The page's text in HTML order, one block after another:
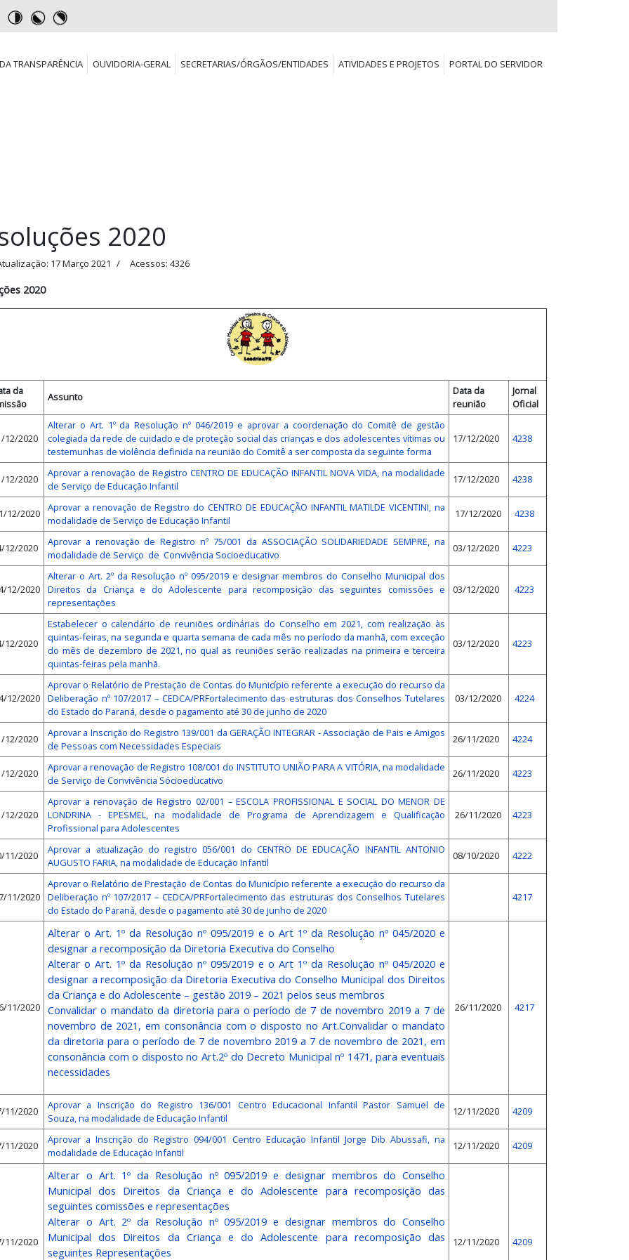
TRANSPARÊNCIA OUVIDORIA-GERAL SECRETARIAS/ÓRGÃOS/ENTIDADES ATIVIDADES E PROJETOS PORTAL DO SERVIDOR
2020
17 Março 2021 Acessos: 4326
2020
da
Assunto
Data da
reunião
Jornal
Oficial
12/2020
Alterar o Art. 1º da Resolução nº 046/2019 e aprovar a coordenação do Comitê de gestão
colegiada da rede de cuidado e de proteção social das crianças e dos adolescentes vítimas ou
testemunhas de violência definida na reunião do Comitê a ser composta da seguinte forma
17/12/2020 4238
12/2020
Aprovar a renovação de Registro CENTRO DE EDUCAÇÃO INFANTIL NOVA VIDA, na modalidade
de Serviço de Educação Infantil
17/12/2020 4238
12/2020
Aprovar a renovação de Registro do CENTRO DE EDUCAÇÃO INFANTIL MATILDE VICENTINI, na
modalidade de Serviço de Educação Infantil
17/12/2020 4238
12/2020
Aprovar a renovação de Registro nº 75/001 da ASSOCIAÇÃO SOLIDARIEDADE SEMPRE, na
modalidade de Serviço de Convivência Socioeducativo
03/12/2020 4223
12/2020
Alterar o Art. 2º da Resolução nº 095/2019 e designar membros do Conselho Municipal dos
Direitos da Criança e do Adolescente para recomposição das seguintes comissões e
representações
03/12/2020 4223
12/2020
Estabelecer o calendário de reuniões ordinárias do Conselho em 2021, com realização às
quintas-feiras, na segunda e quarta semana de cada mês no período da manhã, com exceção
do mês de dezembro de 2021, no qual as reuniões serão realizadas na primeira e terceira
quintas-feiras pela manhã.
03/12/2020 4223
12/2020
Aprovar o Relatório de Prestação de Contas do Município referente a execução do recurso da
Deliberação nº 107/2017 – CEDCA/PRFortalecimento das estruturas dos Conselhos Tutelares
do Estado do Paraná, desde o pagamento até 30 de junho de 2020
03/12/2020 4224
12/2020
Aprovar a Inscrição do Registro 139/001 da GERAÇÃO INTEGRAR - Associação de Pais e Amigos
de Pessoas com Necessidades Especiais
26/11/2020 4224
12/2020
Aprovar a renovação de Registro 108/001 do INSTITUTO UNIÃO PARA A VITÓRIA, na modalidade
de Serviço de Convivência Sócioeducativo
26/11/2020 4223
12/2020
Aprovar a renovação de Registro 02/001 – ESCOLA PROFISSIONAL E SOCIAL DO MENOR DE
LONDRINA - EPESMEL, na modalidade de Programa de Aprendizagem e Qualificação
Profissional para Adolescentes
26/11/2020 4223
11/2020
Aprovar a atualização do registro 056/001 do CENTRO DE EDUCAÇÃO INFANTIL ANTONIO
AUGUSTO FARIA, na modalidade de Educação Infantil
08/10/2020 4222
11/2020
Aprovar o Relatório de Prestação de Contas do Município referente a execução do recurso da
Deliberação nº 107/2017 – CEDCA/PRFortalecimento das estruturas dos Conselhos Tutelares
do Estado do Paraná, desde o pagamento até 30 de junho de 2020
4217
11/2020
Alterar o Art. 1º da Resolução nº 095/2019 e o Art 1º da Resolução nº 045/2020 e
designar a recomposição da Diretoria Executiva do Conselho
Alterar o Art. 1º da Resolução nº 095/2019 e o Art 1º da Resolução nº 045/2020 e
designar a recomposição da Diretoria Executiva do Conselho Municipal dos Direitos
da Criança e do Adolescente – gestão 2019 – 2021 pelos seus membros
Convalidar o mandato da diretoria para o período de 7 de novembro 2019 a 7 de
novembro de 2021, em consonância com o disposto no Art.Convalidar o mandato
da diretoria para o período de 7 de novembro 2019 a 7 de novembro de 2021, em
consonância com o disposto no Art.2º do Decreto Municipal nº 1471, para eventuais
necessidades
26/11/2020 4217
11/2020
Aprovar a Inscrição do Registro 136/001 Centro Educacional Infantil Pastor Samuel de
Souza, na modalidade de Educação Infantil
12/11/2020 4209
11/2020
Aprovar a Inscrição do Registro 094/001 Centro Educação Infantil Jorge Dib Abussafi, na
modalidade de Educação Infantil
12/11/2020 4209
11/2020
Alterar o Art. 1º da Resolução nº 095/2019 e designar membros do Conselho
Municipal dos Direitos da Criança e do Adolescente para recomposição das
seguintes comissões e representações
Alterar o Art. 2º da Resolução nº 095/2019 e designar membros do Conselho
Municipal dos Direitos da Criança e do Adolescente para recomposição das
seguintes Representações
12/11/2020 4209